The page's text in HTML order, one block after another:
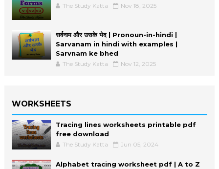
The Study Katta Nov 18, 2025
सर्वनाम और उसके भेद | Pronoun-in-hindi |
Sarvanam in hindi with examples |
Sarvnam ke bhed
The Study Katta Nov 12, 2025
WORKSHEETS
Tracing lines worksheets printable pdf
free download
The Study Katta Jun 05, 2024
Alphabet tracing worksheet pdf | A to Z